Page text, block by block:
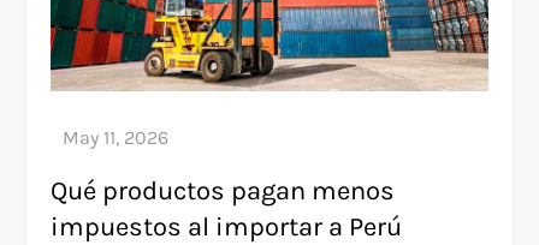
Qué productos pagan menos
impuestos al importar a Perú